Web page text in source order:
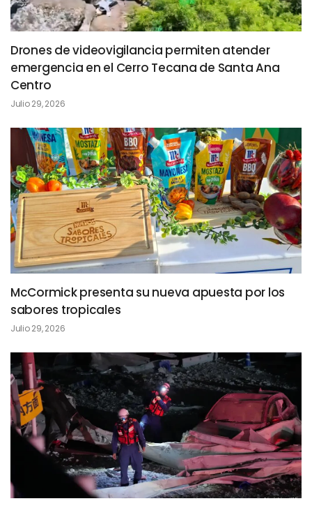
Drones de videovigilancia permiten atender
emergencia en el Cerro Tecana de Santa Ana
Centro
Julio 29, 2026
McCormick presenta su nueva apuesta por los
sabores tropicales
Julio 29, 2026